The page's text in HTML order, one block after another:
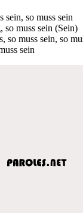
sein, so muss sein
so muss sein (Sein)
muss sein, so
sein